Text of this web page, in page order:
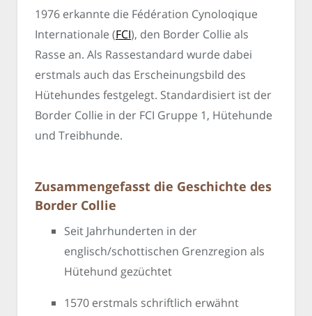
1976 erkannte die Fédération Cynoloqique
Internationale (FCI), den Border Collie als
Rasse an. Als Rassestandard wurde dabei
erstmals auch das Erscheinungsbild des
Hütehundes festgelegt. Standardisiert ist der
Border Collie in der FCI Gruppe 1, Hütehunde
und Treibhunde.
Zusammengefasst die Geschichte des
Border Collie
Seit Jahrhunderten in der
englisch/schottischen Grenzregion als
Hütehund gezüchtet
1570 erstmals schriftlich erwähnt